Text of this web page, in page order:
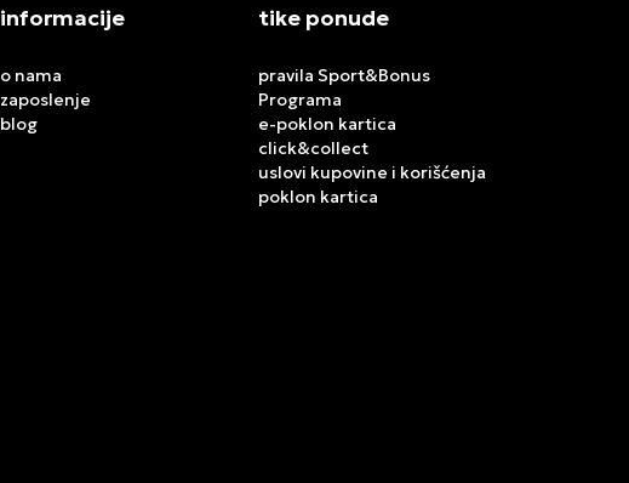
informacije
o nama
zaposlenje
blog
tike ponude
pravila Sport&Bonus
Programa
e-poklon kartica
click&collect
uslovi kupovine i korišćenja
poklon kartica